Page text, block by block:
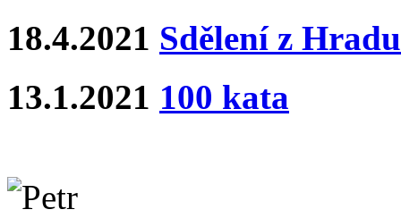
18.4.2021 Sdělení z Hradu
13.1.2021 100 kata